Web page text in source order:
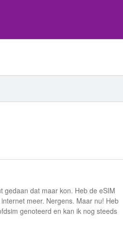
gedaan dat maar kon. Heb de eSIM
meer. Nergens. Maar nu! Heb
genoteerd en kan ik nog steeds